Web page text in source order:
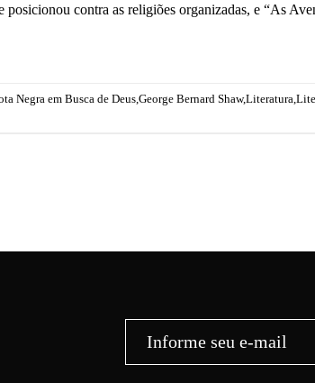
posicionou contra as religiões organizadas, e “As
Negra em Busca de Deus George Bernard Shaw,Literatura